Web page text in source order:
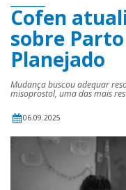
Cofen
sobre
Planejado
Mudança buscou adequar
misoprostol, uma das mais
06.09.2025